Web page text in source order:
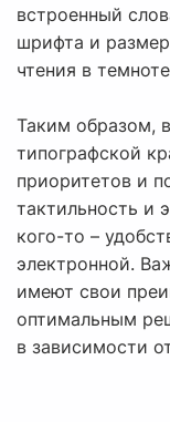
встроенный
шрифта и
чтения в
Таким образом,
типографской
приоритетов и
тактильность и
кого-то –
электронной.
имеют свои
оптимальным
в зависимости